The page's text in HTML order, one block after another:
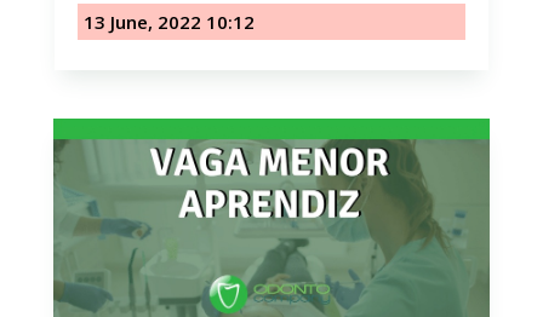
13 June, 2022 10:12